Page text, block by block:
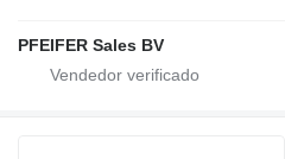
PFEIFER Sales BV